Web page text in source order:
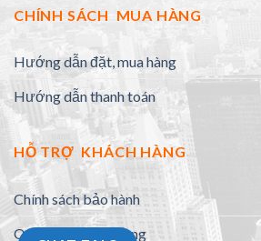
CHÍNH SÁCH MUA HÀNG
Hướng dẫn đặt, mua hàng
Hướng dẫn thanh toán
HỖ TRỢ KHÁCH HÀNG
Chính sách bảo hành
Quy định đổi trả hàng